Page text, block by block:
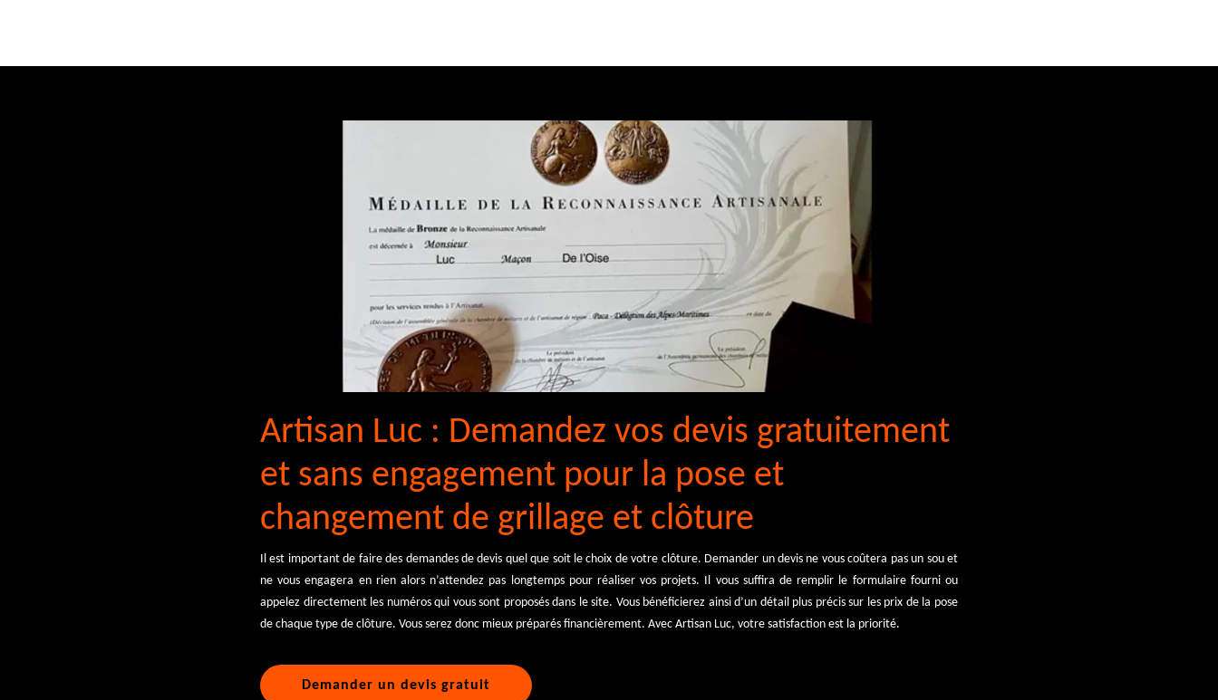
Artisan Luc : Demandez vos devis gratuitement
et sans engagement pour la pose et
changement de grillage et clôture
Il est important de faire des demandes de devis quel que soit le choix de votre clôture. Demander un devis ne vous coûtera pas un sou et
ne vous engagera en rien alors n’attendez pas longtemps pour réaliser vos projets. Il vous suffira de remplir le formulaire fourni ou
appelez directement les numéros qui vous sont proposés dans le site. Vous bénéficierez ainsi d’un détail plus précis sur les prix de la pose
de chaque type de clôture. Vous serez donc mieux préparés financièrement. Avec Artisan Luc, votre satisfaction est la priorité.
Demander un devis gratuit